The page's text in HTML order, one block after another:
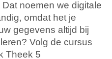
noemen we digitale
omdat het je
gegevens altijd bij
Volg de cursus
Theek 5